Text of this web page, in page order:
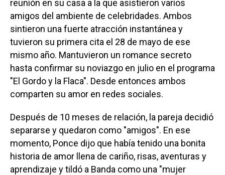
reunión en su casa a la que asistieron varios
amigos del ambiente de celebridades. Ambos
sintieron una fuerte atracción instantánea y
tuvieron su primera cita el 28 de mayo de ese
mismo año. Mantuvieron un romance secreto
hasta confirmar su noviazgo en julio en el programa
"El Gordo y la Flaca". Desde entonces ambos
comparten su amor en redes sociales.
Después de 10 meses de relación, la pareja decidió
separarse y quedaron como "amigos". En ese
momento, Ponce dijo que había tenido una bonita
historia de amor llena de cariño, risas, aventuras y
aprendizaje y tildó a Banda como una "mujer